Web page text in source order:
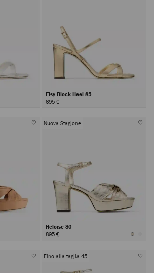
Elsy Block Heel 85
695 €
Nuova Stagione
Heloise 80
895 €
Fino alla taglia 45